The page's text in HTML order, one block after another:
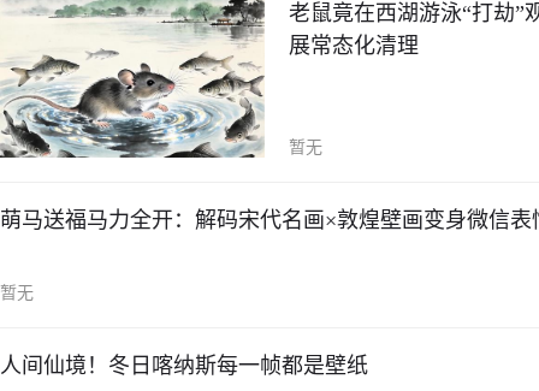
老鼠竟在西湖游泳“打劫”
展常态化清理
暂无
萌马送福马力全开：解码宋代名画×敦煌壁画变身微信
暂无
人间仙境！冬日喀纳斯每一帧都是壁纸